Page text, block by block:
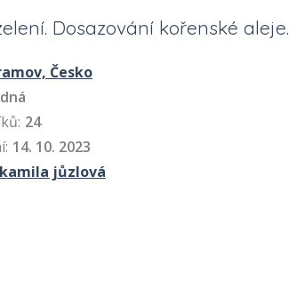
Dosazování kořenské aleje.
Česko
24
14. 10. 2023
kamila jůzlová